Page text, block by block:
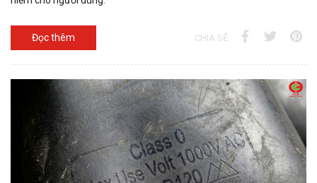
Đọc thêm CHIA SẺ: